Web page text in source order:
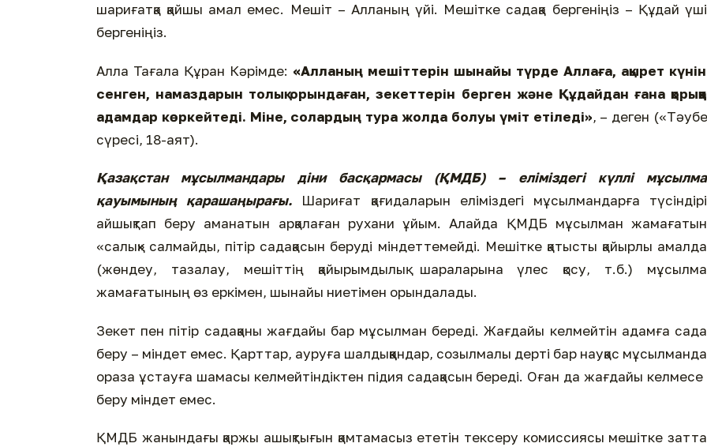
шариғатқа қайшы амал емес. Мешіт – Алланың үйі. Мешітке садақа бергеніңіз – Құдай
бергеніңіз.
Алла Тағала Құран Кәрімде: «Алланың мешіттерін шынайы түрде Аллаға, ақырет
сенген, намаздарын толық орындаған, зекеттерін берген және Құдайдан ғана
адамдар көркейтеді. Міне, солардың тура жолда болуы үміт етіледі», – деген
сүресі, 18-аят).
Қазақстан мұсылмандары діни басқармасы (ҚМДБ) – еліміздегі күллі
қауымының қарашаңырағы. Шариғат қағидаларын еліміздегі мұсылмандарға
айшықтап беру аманатын арқалаған рухани ұйым. Алайда ҚМДБ мұсылман
«салық» салмайды, пітір садақасын беруді міндеттемейді. Мешітке қатысты қайырлы
(жөндеу, тазалау, мешіттің қайырымдылық шараларына үлес қосу, т.б.)
жамағатының өз еркімен, шынайы ниетімен орындалады.
Зекет пен пітір садақаны жағдайы бар мұсылман береді. Жағдайы келмейтін адамға
беру – міндет емес. Қарттар, ауруға шалдыққандар, созылмалы дерті бар науқас
ораза ұстауға шамасы келмейтіндіктен підия садақасын береді. Оған да жағдайы келмесе
беру міндет емес.
ҚМДБ жанындағы қаржы ашықтығын қамтамасыз ететін тексеру комиссиясы мешітке